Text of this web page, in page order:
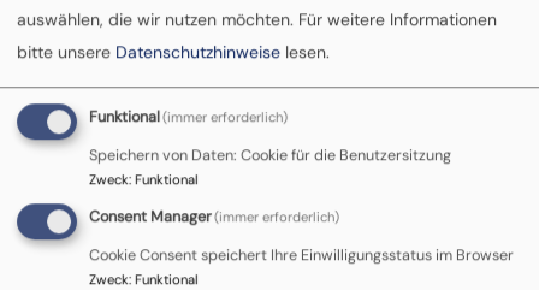
Startseite Seite
Seite
Hier können Sie Ihren Inhalt einfügen. Neue
Seiten erstellen Sie über
hinzufügen.
auswählen, die wir nutzen möchten. Für weitere Informationen
bitte unsere Datenschutzhinweise lesen.
Funktional(immer erforderlich)
Speichern von Daten: Cookie für die Benutzersitzung
Zweck: Funktional
Consent Manager(immer erforderlich)
Cookie Consent speichert Ihre Einwilligungsstatus im Browser
Zweck: Funktional